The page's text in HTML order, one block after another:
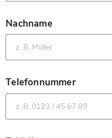
Nachname
*
Telefonnummer
*